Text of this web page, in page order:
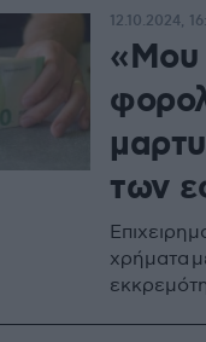
«Μου
των
χρήματα
12.10.2024,